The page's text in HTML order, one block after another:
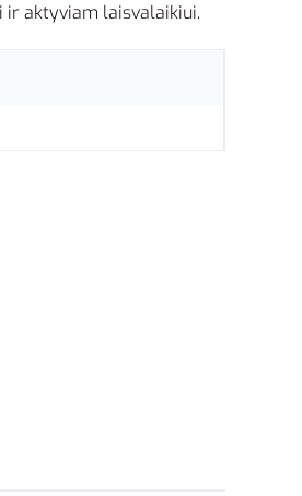
ir aktyviam laisvalaikiui.